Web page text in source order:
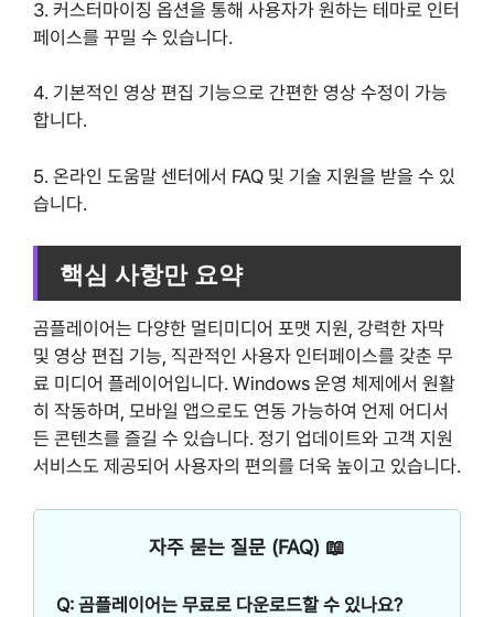
3. 커스터마이징 옵션을 통해 사용자가 원하는 테마로 인터
페이스를 꾸밀 수 있습니다.
4. 기본적인 영상 편집 기능으로 간편한 영상 수정이 가능
합니다.
5. 온라인 도움말 센터에서 FAQ 및 기술 지원을 받을 수 있
습니다.
핵심 사항만 요약
곰플레이어는 다양한 멀티미디어 포맷 지원, 강력한 자막
및 영상 편집 기능, 직관적인 사용자 인터페이스를 갖춘 무
료 미디어 플레이어입니다. Windows 운영 체제에서 원활
히 작동하며, 모바일 앱으로도 연동 가능하여 언제 어디서
든 콘텐츠를 즐길 수 있습니다. 정기 업데이트와 고객 지원
서비스도 제공되어 사용자의 편의를 더욱 높이고 있습니다.
자주 묻는 질문 (FAQ) 📖
Q: 곰플레이어는 무료로 다운로드할 수 있나요?